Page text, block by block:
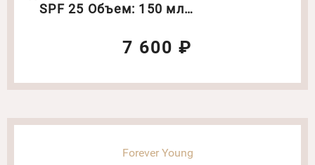
SPF 25 Объем: 150 мл
7 600 ₽
Forever Young